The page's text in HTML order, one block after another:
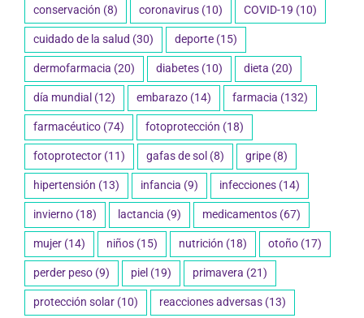
conservación (8) coronavirus (10) COVID-19 (10)
cuidado de la salud (30) deporte (15)
dermofarmacia (20) diabetes (10) dieta (20)
día mundial (12) embarazo (14) farmacia (132)
farmacéutico (74) fotoprotección (18)
fotoprotector (11) gafas de sol (8) gripe (8)
hipertensión (13) infancia (9) infecciones (14)
invierno (18) lactancia (9) medicamentos (67)
mujer (14) niños (15) nutrición (18) otoño (17)
perder peso (9) piel (19) primavera (21)
protección solar (10) reacciones adversas (13)